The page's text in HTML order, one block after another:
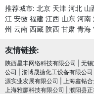
推荐城市: 北京 天津 河北 山
江 安徽 福建 江西 山东 河南
州 云南 西藏 陕西 甘肃 青海
友情链接:
陕西星丰网络科技有限公司 无
公司
淄博晟搪化工设备有限公司
源实业发展有限公司
上海鑫钻
上海雅廖科技有限公司
濮阳县